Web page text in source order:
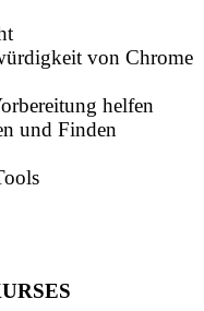
von Chrome
helfen
und Finden